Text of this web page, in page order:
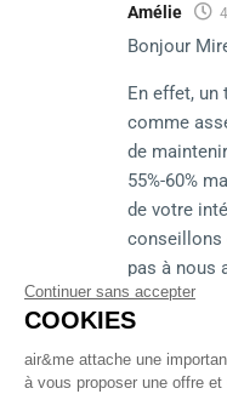
Amélie
Bonjour
En effet, un
comme
de
55%-60%
de votre
conseillons
pas à nous
aider au
Répondre
Continuer sans accepter
COOKIES
air&me attache une
à vous proposer une offre